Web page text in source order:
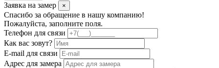
Заявка на замер ×
Спасибо за обращение в нашу компанию!
Пожалуйста, заполните поля.
Телефон для связи
Как вас зовут?
E-mail для связи
Адрес для замера